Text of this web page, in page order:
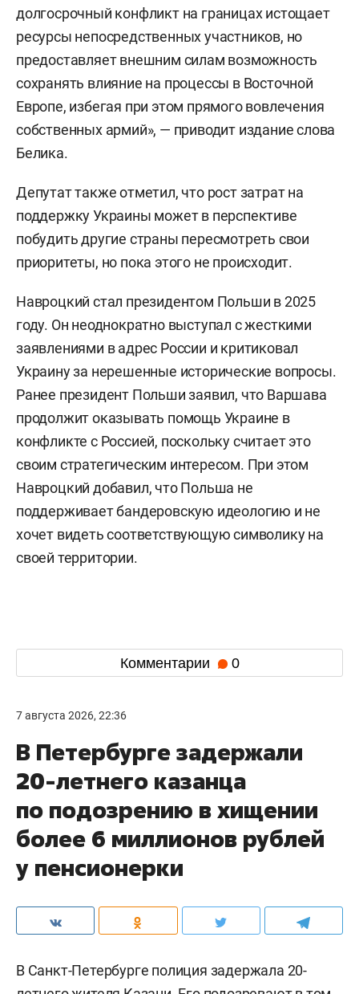
долгосрочный конфликт на границах истощает
ресурсы непосредственных участников, но
предоставляет внешним силам возможность
сохранять влияние на процессы в Восточной
Европе, избегая при этом прямого вовлечения
собственных армий», — приводит издание слова
Белика.
Депутат также отметил, что рост затрат на
поддержку Украины может в перспективе
побудить другие страны пересмотреть свои
приоритеты, но пока этого не происходит.
Навроцкий стал президентом Польши в 2025
году. Он неоднократно выступал с жесткими
заявлениями в адрес России и критиковал
Украину за нерешенные исторические вопросы.
Ранее президент Польши заявил, что Варшава
продолжит оказывать помощь Украине в
конфликте с Россией, поскольку считает это
своим стратегическим интересом. При этом
Навроцкий добавил, что Польша не
поддерживает бандеровскую идеологию и не
хочет видеть соответствующую символику на
своей территории.
Комментарии 0
7 августа 2026, 22:36
В Петербурге задержали
20-летнего казанца
по подозрению в хищении
более 6 миллионов рублей
у пенсионерки
В Санкт-Петербурге полиция задержала 20-